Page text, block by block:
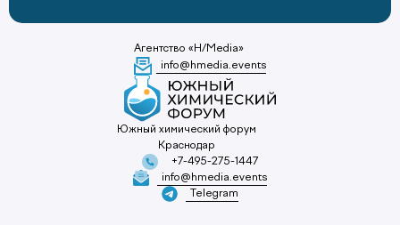
Агентство «H/Media»
info@hmedia.events
Южный химический форум
Краснодар
+7-495-275-1447
info@hmedia.events
Telegram